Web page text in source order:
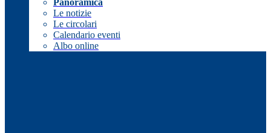
Panoramica
Le notizie
Le circolari
Calendario eventi
Albo online